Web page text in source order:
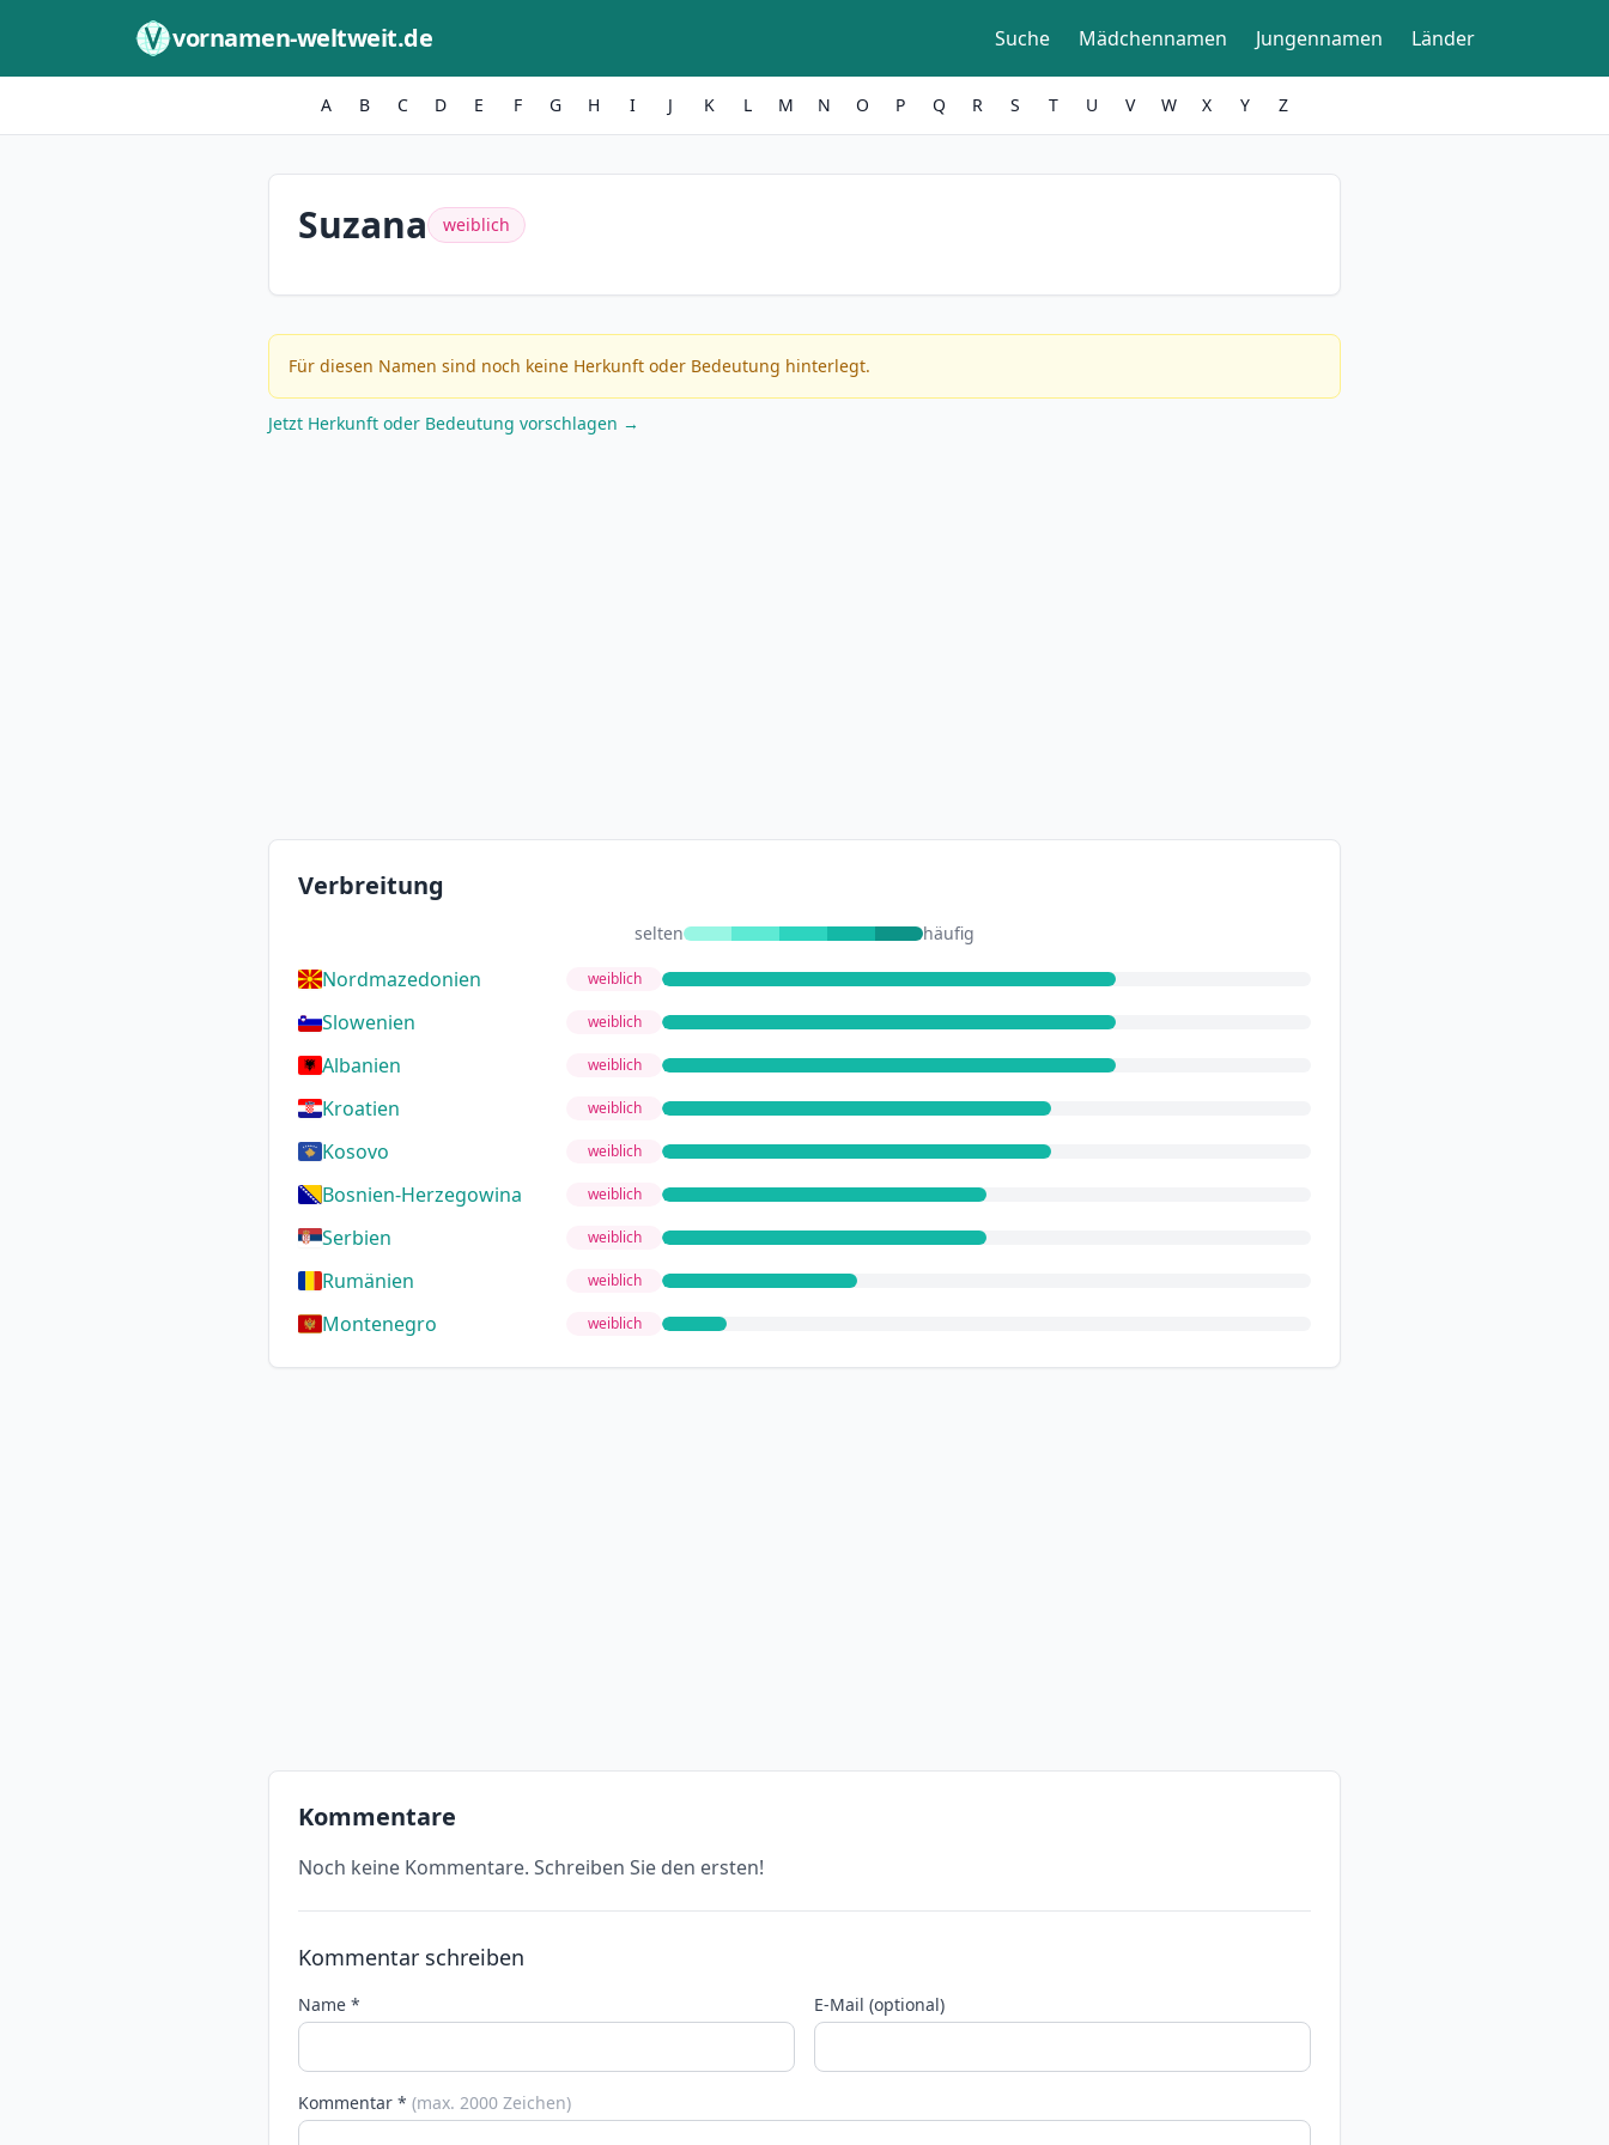
vornamen-weltweit.de Suche Mädchennamen Jungennamen Länder
A B C D E F G H I J K L M N O P Q R S T U V W X Y Z
Suzana weiblich
Für diesen Namen sind noch keine Herkunft oder Bedeutung hinterlegt.
Jetzt Herkunft oder Bedeutung vorschlagen →
Verbreitung
selten häufig
Nordmazedonien weiblich
Slowenien weiblich
Albanien weiblich
Kroatien weiblich
Kosovo weiblich
Bosnien-Herzegowina weiblich
Serbien weiblich
Rumänien weiblich
Montenegro weiblich
Kommentare
Noch keine Kommentare. Schreiben Sie den ersten!
Kommentar schreiben
Name * E-Mail (optional)
Kommentar * (max. 2000 Zeichen)